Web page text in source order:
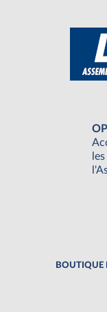
BOUTIQUE